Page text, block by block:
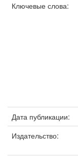
Ключевые слова:
Дата публикации:
Издательство: